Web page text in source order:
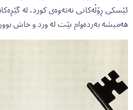
ئێسکی ڕۆڵەکانی نەتەوەی کورد، لە
هەمیشە بەردەوام بێت لە ورد و خاش